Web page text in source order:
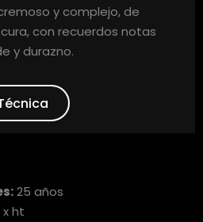
y complejo, de
con recuerdos notas
y durazno.
25 años
ht